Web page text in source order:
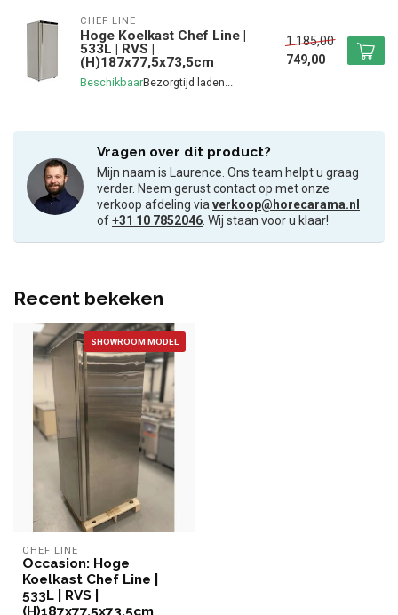
CHEF LINE
Hoge Koelkast Chef Line |
533L | RVS |
(H)187x77,5x73,5cm
Beschikbaar
1.185,00
749,00
Vragen over dit product?
Mijn naam is Laurence. Ons team helpt u graag
verder. Neem gerust contact op met onze
verkoop afdeling viaverkoop@horecarama.nl
of+31 10 7852046. Wij staan voor u klaar!
Recent bekeken
SHOWROOM MODEL
CHEF LINE
Occasion: Hoge
Koelkast Chef Line |
533L | RVS |
(H)187x77,5x73,5cm